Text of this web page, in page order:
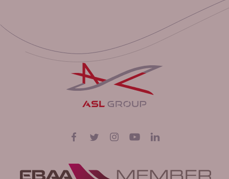
Suivez-nous sur
Facebook
Twitter InstagramYouTube